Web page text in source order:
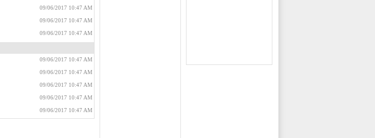
09/06/2017 10:47 AM
09/06/2017 10:47 AM
09/06/2017 10:47 AM
09/06/2017 10:47 AM
09/06/2017 10:47 AM
09/06/2017 10:47 AM
09/06/2017 10:47 AM
09/06/2017 10:47 AM